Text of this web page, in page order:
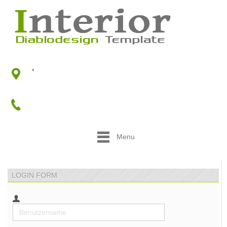
,
Menu
LOGIN FORM
Benutzername